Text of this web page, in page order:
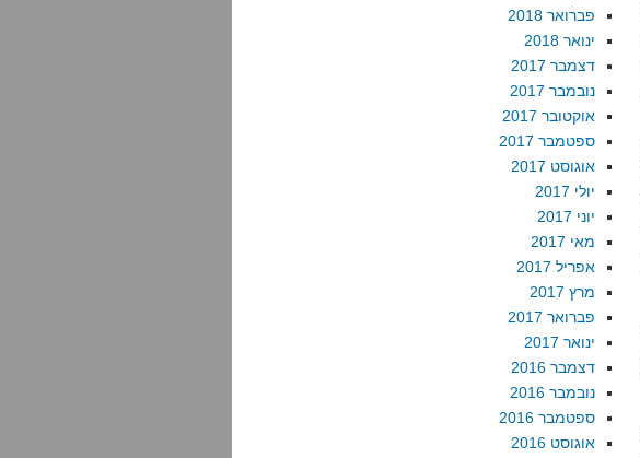
פברואר 2018
ינואר 2018
דצמבר 2017
נובמבר 2017
אוקטובר 2017
ספטמבר 2017
אוגוסט 2017
יולי 2017
יוני 2017
מאי 2017
אפריל 2017
מרץ 2017
פברואר 2017
ינואר 2017
דצמבר 2016
נובמבר 2016
ספטמבר 2016
אוגוסט 2016